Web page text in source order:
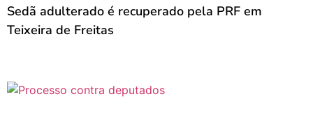
Sedã adulterado é recuperado pela PRF em
Teixeira de Freitas